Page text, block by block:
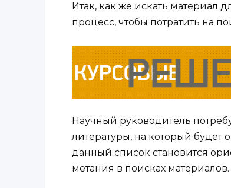
Итак, как же искать материал
процесс, чтобы потратить на
Научный руководитель
литературы, на который будет
данный список становится
метания в поисках материалов.